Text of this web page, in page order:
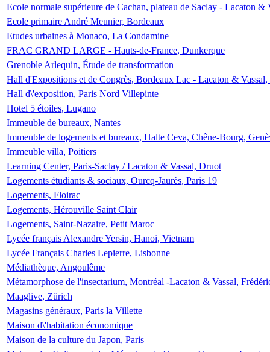
Ecole normale supérieure de Cachan, plateau de Saclay - Lacaton &
Ecole primaire André Meunier, Bordeaux
Etudes urbaines à Monaco, La Condamine
FRAC GRAND LARGE - Hauts-de-France, Dunkerque
Grenoble Arlequin, Étude de transformation
Hall d'Expositions et de Congrès, Bordeaux Lac - Lacaton &
Hall d\'exposition, Paris Nord Villepinte
Hotel 5 étoiles, Lugano
Immeuble de bureaux, Nantes
Immeuble de logements et bureaux, Halte Ceva, Chêne-Bourg,
Immeuble villa, Poitiers
Learning Center, Paris-Saclay / Lacaton & Vassal, Druot
Logements étudiants & sociaux, Ourcq-Jaurès, Paris 19
Logements, Floirac
Logements, Hérouville Saint Clair
Logements, Saint-Nazaire, Petit Maroc
Lycée français Alexandre Yersin, Hanoi, Vietnam
Lycée Français Charles Lepierre, Lisbonne
Médiathèque, Angoulême
Métamorphose de l'insectarium, Montréal -Lacaton & Vassal,
Maaglive, Zürich
Magasins généraux, Paris la Villette
Maison d\'habitation économique
Maison de la culture du Japon, Paris